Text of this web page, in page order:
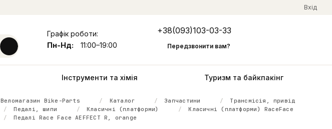
Вхід
Графік роботи:
Пн-Нд:
11:00–19:00
+38(093)103-03-33
Передзвонити вам?
Інструменти та хімія Туризм та байкпакінг
Веломагазин Bike-Parts Каталог Запчастини
Трансмісія, привід
Педалі, шипи
Класичні (платформи)
Класичні (платформи) RaceFace
Педалі Race Face AEFFECT R, orange